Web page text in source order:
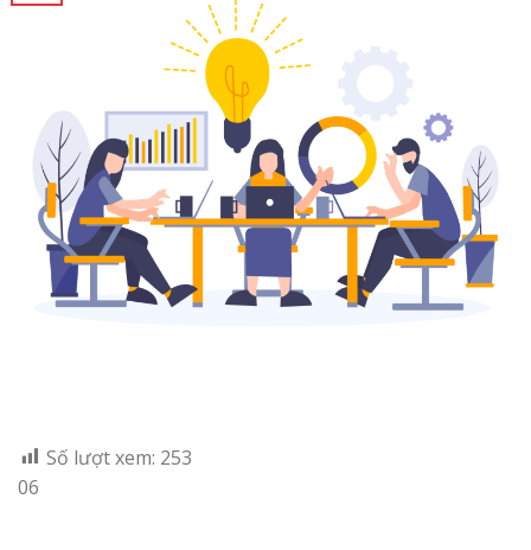
Số lượt xem: 253
06